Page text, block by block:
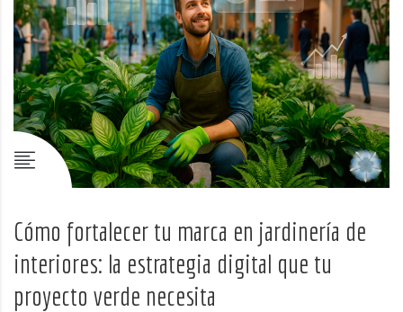
Cómo fortalecer tu marca en jardinería de
interiores: la estrategia digital que tu
proyecto verde necesita